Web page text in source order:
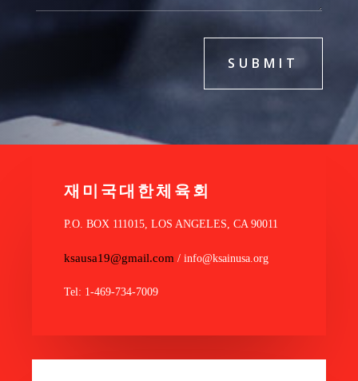
SUBMIT
재미국대한체육회
P.O. BOX 111015, LOS ANGELES, CA 90011
ksausa19@gmail.com / info@ksainusa.org
Tel: 1-469-734-7009